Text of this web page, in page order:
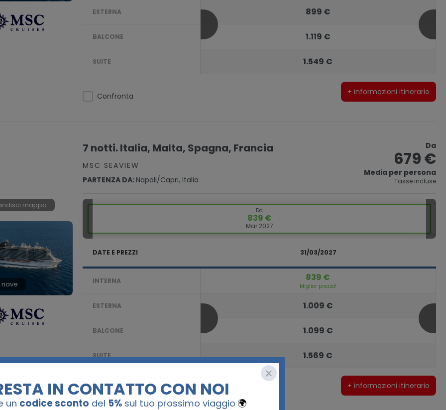
ESTERNA
BALCONE
SUITE
899 €
1.119 €
1.549 €
Confronta + informazioni itinerario
mappa
7 notti. Italia, Malta, Spagna, Francia
MSC SEAVIEW
PARTENZA DA: Napoli/capri, Italia
Da
679 €
Media per persona
Tasse incluse
Da
839 €
Mar 2027
DATE E PREZZI
INTERNA
ESTERNA
BALCONE
SUITE
31/03/2027
839 €
Miglior prezzo!
1.009 €
1.099 €
1.569 €
Confronta + informazioni itinerario